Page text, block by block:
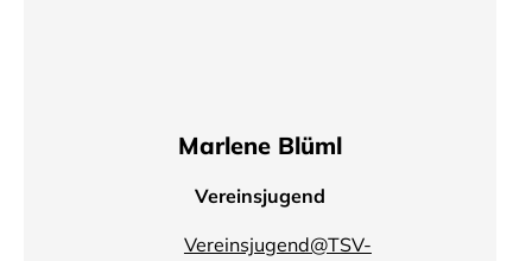
Marlene Blüml
Vereinsjugend
Vereinsjugend@TSV-